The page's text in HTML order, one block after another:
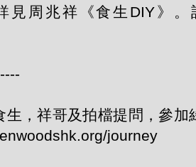
見周兆祥《食生DIY》。
生，祥哥及拍檔提問，參加
journey